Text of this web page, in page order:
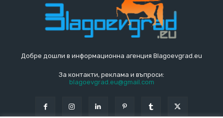
Добре дошли в информационна агенция Blagoevgrad.eu
За контакти, реклама и въпроси:
blagoevgrad.eu@gmail.com